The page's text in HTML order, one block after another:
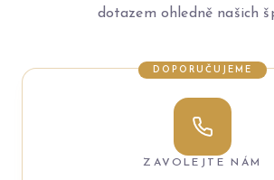
dotazem ohledně našich
DOPORUČUJEME
ZAVOLEJTE NÁM